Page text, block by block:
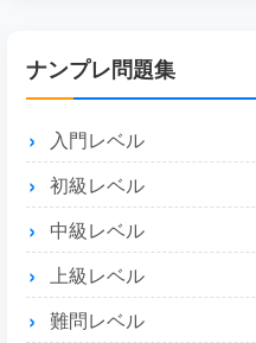
ナンプレ問題集
入門レベル
初級レベル
中級レベル
上級レベル
難問レベル